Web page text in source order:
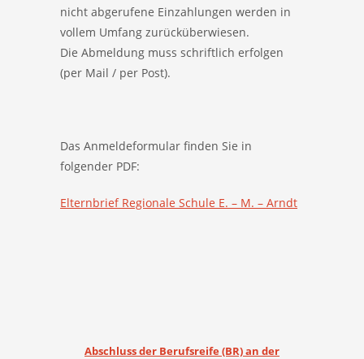
nicht abgerufene Einzahlungen werden in
vollem Umfang zurücküberwiesen.
Die Abmeldung muss schriftlich erfolgen
(per Mail / per Post).
Das Anmeldeformular finden Sie in
folgender PDF:
Elternbrief Regionale Schule E. – M. – Arndt
Abschluss der Berufsreife (BR) an der